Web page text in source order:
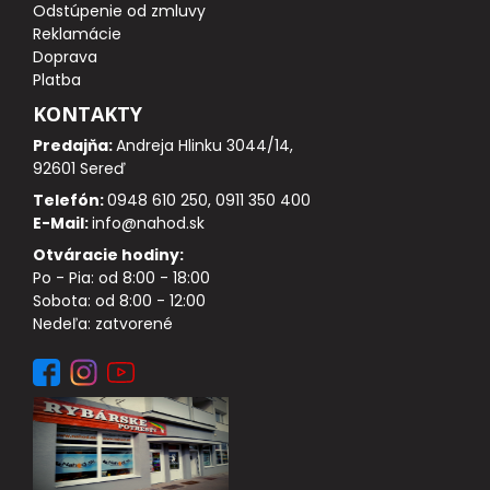
Odstúpenie od zmluvy
Reklamácie
Doprava
Platba
KONTAKTY
Predajňa:Andreja Hlinku 3044/14,
92601 Sereď
Telefón:0948 610 250, 0911 350 400
E-Mail:info@nahod.sk
Otváracie hodiny:
Po - Pia: od 8:00 - 18:00
Sobota: od 8:00 - 12:00
Nedeľa: zatvorené
DOPLNKY K NAVIJAKOM
SPODOVÉ NAVIJAKY
BIŽUTÉRIA
VLASCE, ŠNÚRY, PLETENKY
HÁČIKY
OBRATLÍKY A KARABÍNKY
hotové náväzce
HADIČKY, PREVLEKY, ROVNÁTKA